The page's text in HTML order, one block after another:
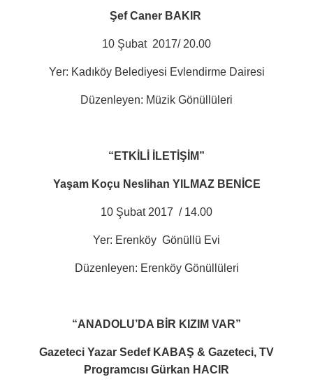
Şef Caner BAKIR
10 Şubat 2017/ 20.00
Yer: Kadıköy Belediyesi Evlendirme Dairesi
Düzenleyen: Müzik Gönüllüleri
“ETKİLİ İLETİŞİM”
Yaşam Koçu Neslihan YILMAZ BENİCE
10 Şubat 2017 / 14.00
Yer: Erenköy Gönüllü Evi
Düzenleyen: Erenköy Gönüllüleri
“ANADOLU’DA BİR KIZIM VAR”
Gazeteci Yazar Sedef KABAŞ & Gazeteci, TV
Programcısı Gürkan HACIR